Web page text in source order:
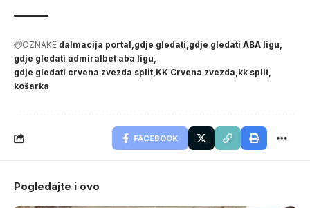
OZNAKE dalmacija portal gdje gledati gdje gledati ABA ligu
gdje gledati admiralbet aba ligu
gdje gledati crvena zvezda split KK Crvena zvezda kk split
košarka
FACEBOOK
Pogledajte i ovo